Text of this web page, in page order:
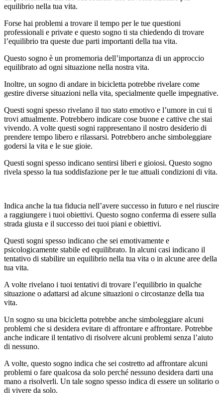
equilibrio nella tua vita.
Forse hai problemi a trovare il tempo per le tue questioni
professionali e private e questo sogno ti sta chiedendo di trovare
l’equilibrio tra queste due parti importanti della tua vita.
Questo sogno è un promemoria dell’importanza di un approccio
equilibrato ad ogni situazione nella nostra vita.
Inoltre, un sogno di andare in bicicletta potrebbe rivelare come
gestire diverse situazioni nella vita, specialmente quelle impegnative.
Questi sogni spesso rivelano il tuo stato emotivo e l’umore in cui ti
trovi attualmente. Potrebbero indicare cose buone e cattive che stai
vivendo. A volte questi sogni rappresentano il nostro desiderio di
prendere tempo libero e rilassarsi. Potrebbero anche simboleggiare
godersi la vita e le sue gioie.
Questi sogni spesso indicano sentirsi liberi e gioiosi. Questo sogno
rivela spesso la tua soddisfazione per le tue attuali condizioni di vita.
Indica anche la tua fiducia nell’avere successo in futuro e nel riuscire
a raggiungere i tuoi obiettivi. Questo sogno conferma di essere sulla
strada giusta e il successo dei tuoi piani e obiettivi.
Questi sogni spesso indicano che sei emotivamente e
psicologicamente stabile ed equilibrato. In alcuni casi indicano il
tentativo di stabilire un equilibrio nella tua vita o in alcune aree della
tua vita.
A volte rivelano i tuoi tentativi di trovare l’equilibrio in qualche
situazione o adattarsi ad alcune situazioni o circostanze della tua
vita.
Un sogno su una bicicletta potrebbe anche simboleggiare alcuni
problemi che si desidera evitare di affrontare e affrontare. Potrebbe
anche indicare il tentativo di risolvere alcuni problemi senza l’aiuto
di nessuno.
A volte, questo sogno indica che sei costretto ad affrontare alcuni
problemi o fare qualcosa da solo perché nessuno desidera darti una
mano a risolverli. Un tale sogno spesso indica di essere un solitario o
di vivere da solo.